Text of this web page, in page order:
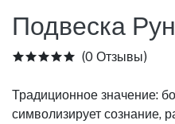
Подвеска
(0 Отзывы)
Традиционное значение:
символизирует сознание,